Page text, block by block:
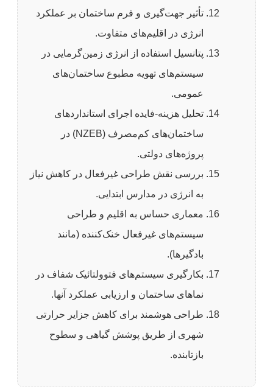
تأثیر جهت‌گیری و فرم ساختمان بر عملکرد
انرژی در اقلیم‌های متفاوت.
پتانسیل استفاده از انرژی زمین‌گرمایی در
سیستم‌های تهویه مطبوع ساختمان‌های
عمومی.
تحلیل هزینه-فایده اجرای استانداردهای
ساختمان‌های کم‌مصرف (NZEB) در
پروژه‌های دولتی.
بررسی نقش طراحی غیرفعال در کاهش نیاز
به انرژی در مدارس ابتدایی.
معماری حساس به اقلیم و طراحی
سیستم‌های غیرفعال خنک‌کننده (مانند
بادگیرها).
بکارگیری سیستم‌های فتوولتائیک شفاف در
نماهای ساختمان و ارزیابی عملکرد آنها.
طراحی هوشمند برای کاهش جزایر حرارتی
شهری از طریق پوشش گیاهی و سطوح
بازتابنده.